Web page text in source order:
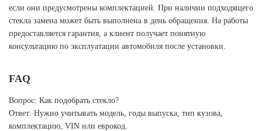
если они предусмотрены комплектацией. При наличии подходящего
стекла замена может быть выполнена в день обращения. На работы
предоставляется гарантия, а клиент получает понятную
консультацию по эксплуатации автомобиля после установки.
FAQ
Вопрос: Как подобрать стекло?
Ответ: Нужно учитывать модель, годы выпуска, тип кузова,
комплектацию, VIN или еврокод.